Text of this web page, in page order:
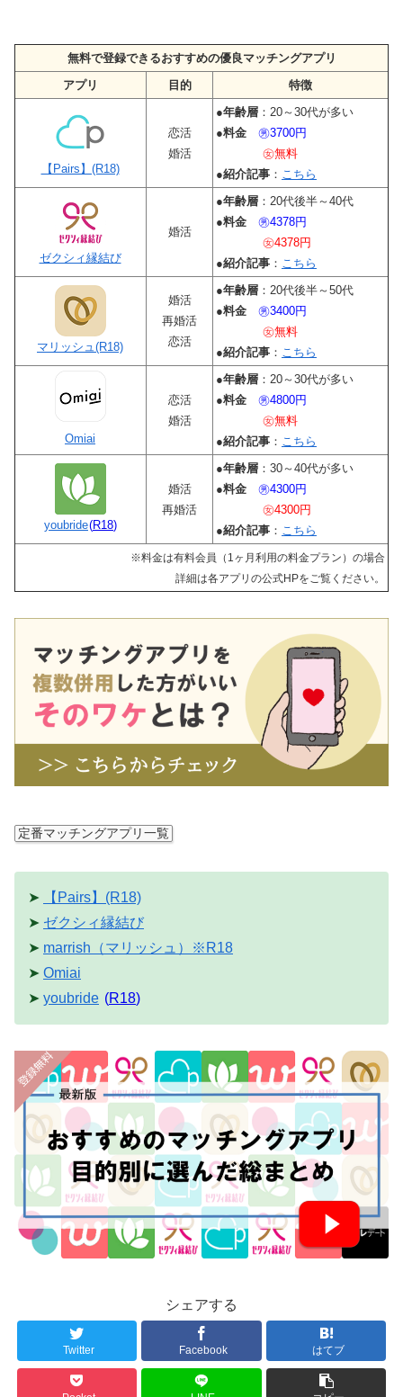
無料で登録できるおすすめの優良マッチングアプリ
アプリ
目的 特徴
【Pairs】(R18)
恋活
婚活
●年齢層 ：20～30代が多い
●料金
㊚3700円
㊛無料
●紹介記事 ： こちら
ゼクシィ縁結び
婚活
●年齢層 ：20代後半～40代
●料金
㊚4378円
㊛4378円
●紹介記事 ： こちら
マリッシュ(R18)
婚活
再婚活
恋活
●年齢層 ：20代後半～50代
●料金
㊚3400円
㊛無料
●紹介記事 ： こちら
Omiai
恋活
婚活
●年齢層 ：20～30代が多い
●料金
㊚4800円
㊛無料
●紹介記事 ： こちら
youbride(R18)
婚活
再婚活
●年齢層 ：30～40代が多い
●料金
㊚4300円
㊛4300円
●紹介記事 ： こちら
※料金は有料会員（1ヶ月利用の料金プラン）の場合
詳細は各アプリの公式HPをご覧ください。
定番マッチングアプリ一覧
➤
【Pairs】(R18)
➤ ゼクシィ縁結び
➤ marrish（マリッシュ）※R18
➤ Omiai
➤ youbride (R18)
シェアする
Twitter Facebook はてブ